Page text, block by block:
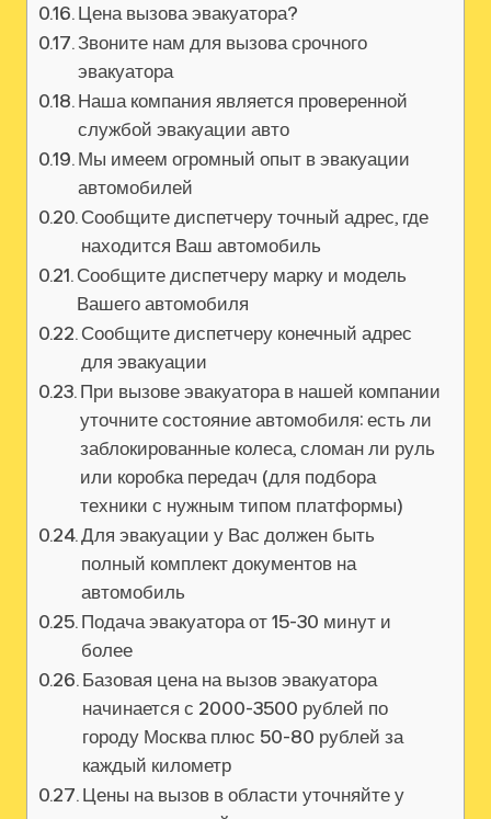
Цена вызова эвакуатора?
Звоните нам для вызова срочного
эвакуатора
Наша компания является проверенной
службой эвакуации авто
Мы имеем огромный опыт в эвакуации
автомобилей
Сообщите диспетчеру точный адрес, где
находится Ваш автомобиль
Сообщите диспетчеру марку и модель
Вашего автомобиля
Сообщите диспетчеру конечный адрес
для эвакуации
При вызове эвакуатора в нашей компании
уточните состояние автомобиля: есть ли
заблокированные колеса, сломан ли руль
или коробка передач (для подбора
техники с нужным типом платформы)
Для эвакуации у Вас должен быть
полный комплект документов на
автомобиль
Подача эвакуатора от 15-30 минут и
более
Базовая цена на вызов эвакуатора
начинается с 2000-3500 рублей по
городу Москва плюс 50-80 рублей за
каждый километр
Цены на вызов в области уточняйте у